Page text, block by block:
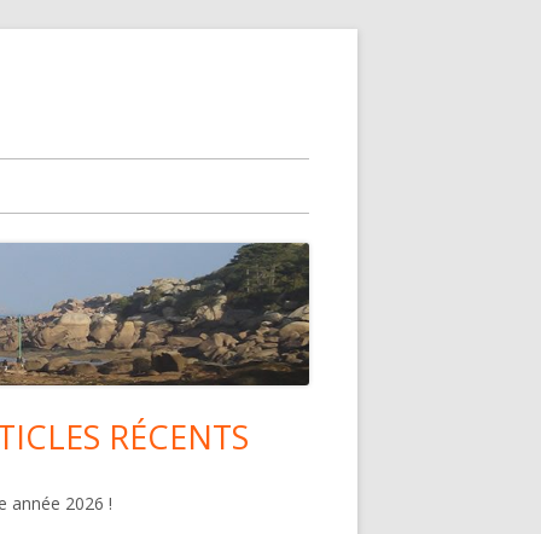
RÉCENTS
année 2026 !